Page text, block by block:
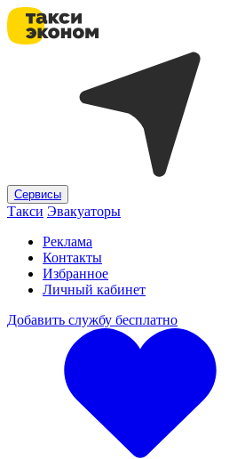
Сервисы
Такси Эвакуаторы
Реклама
Контакты
Избранное
Личный кабинет
Добавить службу бесплатно